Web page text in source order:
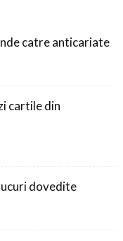
catre anticariate
cartile din
dovedite